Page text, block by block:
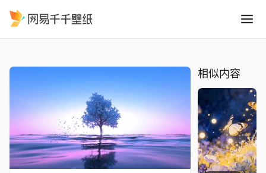
相似内容